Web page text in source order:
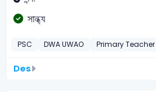
সান্ধ্য
PSC DWA UWAO Primary Teacher
Des